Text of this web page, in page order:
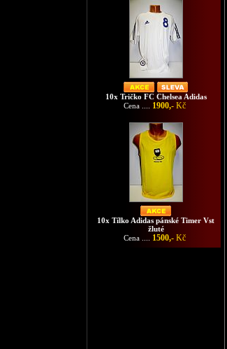
10x Tričko FC Chelsea Adidas
Cena .... 1900,- Kč
10x Tílko Adidas pánské Timer Vst
žluté
Cena .... 1500,- Kč